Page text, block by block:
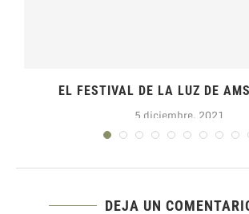
EL FESTIVAL DE LA LUZ DE
5 diciembre, 2021
DEJA UN